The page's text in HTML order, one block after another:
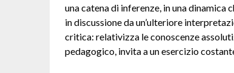
una catena di inferenze, in una
in discussione da un’ulteriore
critica: relativizza le conoscenze
pedagogico, invita a un esercizio